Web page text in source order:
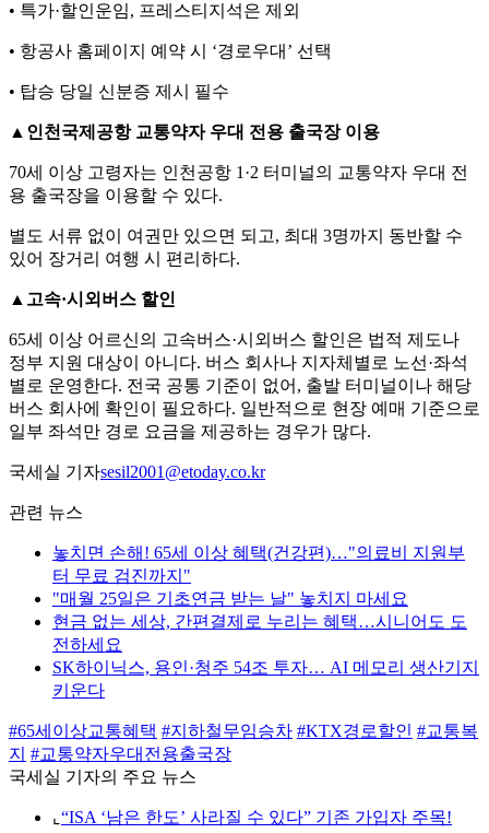
• 특가·할인운임, 프레스티지석은 제외
• 항공사 홈페이지 예약 시 ‘경로우대’ 선택
• 탑승 당일 신분증 제시 필수
▲ 인천국제공항 교통약자 우대 전용 출국장 이용
70세 이상 고령자는 인천공항 1·2 터미널의 교통약자 우대 전
용 출국장을 이용할 수 있다.
별도 서류 없이 여권만 있으면 되고, 최대 3명까지 동반할 수
있어 장거리 여행 시 편리하다.
▲ 고속·시외버스 할인
65세 이상 어르신의 고속버스·시외버스 할인은 법적 제도나
정부 지원 대상이 아니다. 버스 회사나 지자체별로 노선·좌석
별로 운영한다. 전국 공통 기준이 없어, 출발 터미널이나 해당
버스 회사에 확인이 필요하다. 일반적으로 현장 예매 기준으로
일부 좌석만 경로 요금을 제공하는 경우가 많다.
국세실 기자sesil2001@etoday.co.kr
관련 뉴스
놓치면 손해! 65세 이상 혜택(건강편)…"의료비 지원부
터 무료 검진까지"
"매월 25일은 기초연금 받는 날" 놓치지 마세요
현금 없는 세상, 간편결제로 누리는 혜택…시니어도 도
전하세요
SK하이닉스, 용인·청주 54조 투자… AI 메모리 생산기지
키운다
#65세이상교통혜택 #지하철무임승차 #KTX경로할인 #교통복
지 #교통약자우대전용출국장
국세실 기자의 주요 뉴스
⌞ “ISA ‘남은 한도’ 사라질 수 있다” 기존 가입자 주목!